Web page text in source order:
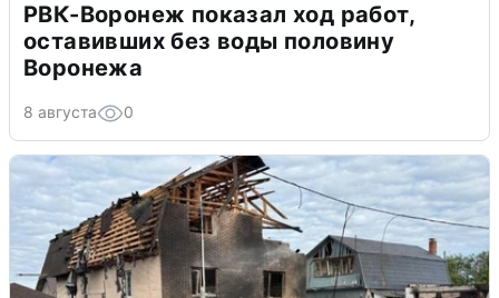
РВК-Воронеж показал ход работ,
оставивших без воды половину
Воронежа
8 августа 0